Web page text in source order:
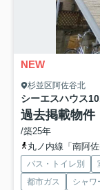
NEW
杉並区阿佐谷北
シーエスハウス
過去掲載物件
/築25年
丸ノ内線「南阿
バス・トイレ別
都市ガス
シャワ